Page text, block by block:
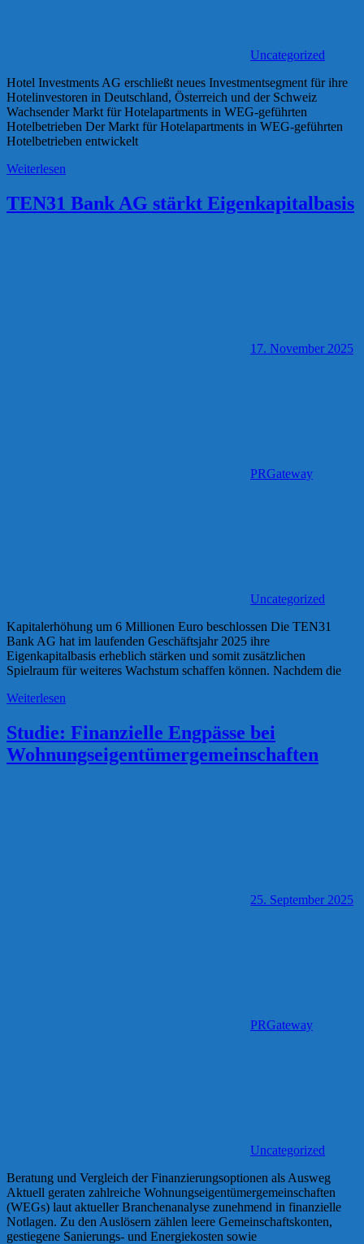
Uncategorized
Hotel Investments AG erschließt neues Investmentsegment für ihre
Hotelinvestoren in Deutschland, Österreich und der Schweiz
Wachsender Markt für Hotelapartments in WEG-geführten
Hotelbetrieben Der Markt für Hotelapartments in WEG-geführten
Hotelbetrieben entwickelt
Weiterlesen
TEN31 Bank AG stärkt Eigenkapitalbasis
17. November 2025
PRGateway
Uncategorized
Kapitalerhöhung um 6 Millionen Euro beschlossen Die TEN31
Bank AG hat im laufenden Geschäftsjahr 2025 ihre
Eigenkapitalbasis erheblich stärken und somit zusätzlichen
Spielraum für weiteres Wachstum schaffen können. Nachdem die
Weiterlesen
Studie: Finanzielle Engpässe bei
Wohnungseigentümergemeinschaften
25. September 2025
PRGateway
Uncategorized
Beratung und Vergleich der Finanzierungsoptionen als Ausweg
Aktuell geraten zahlreiche Wohnungseigentümergemeinschaften
(WEGs) laut aktueller Branchenanalyse zunehmend in finanzielle
Notlagen. Zu den Auslösern zählen leere Gemeinschaftskonten,
gestiegene Sanierungs- und Energiekosten sowie